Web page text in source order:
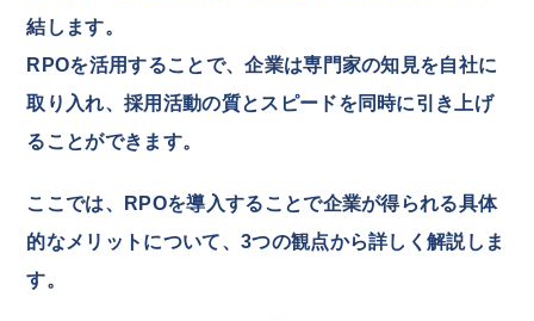
結します。
RPOを活用することで、企業は専門家の知見を自社に
取り入れ、採用活動の質とスピードを同時に引き上げ
ることができます。
ここでは、RPOを導入することで企業が得られる具体
的なメリットについて、3つの観点から詳しく解説しま
す。